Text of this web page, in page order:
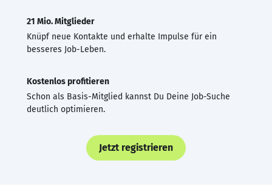
21 Mio. Mitglieder
Knüpf neue Kontakte und erhalte Impulse für ein
besseres Job-Leben.
Kostenlos profitieren
Schon als Basis-Mitglied kannst Du Deine Job-Suche
deutlich optimieren.
Jetzt registrieren